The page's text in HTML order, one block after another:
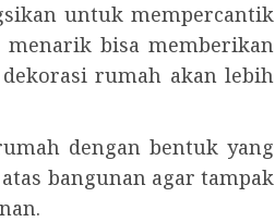
untuk mempercantik
bisa memberikan
rumah akan lebih
dengan bentuk yang
bangunan agar tampak